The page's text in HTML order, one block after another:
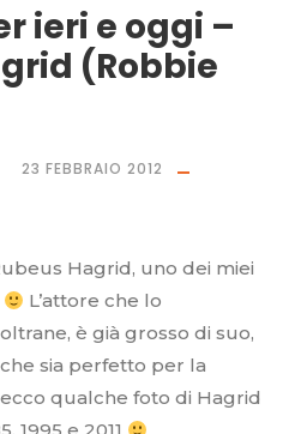
ieri e oggi –
(Robbie
23 FEBBRAIO 2012
Hagrid, uno dei miei
L’attore che lo
è già grosso di suo,
sia perfetto per la
qualche foto di Hagrid